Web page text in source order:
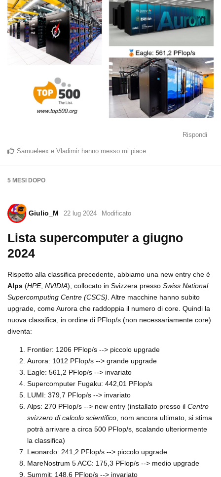
Rispondi
Samueleex e Vladimir hanno messo mi piace.
5 MESI DOPO
Giulio_M 22 lug 2024 Modificato
Lista supercomputer a giugno
2024
Rispetto alla classifica precedente, abbiamo una new entry che è
Alps (HPE, NVIDIA), collocato in Svizzera presso Swiss National
Supercomputing Centre (CSCS). Altre macchine hanno subito
upgrade, come Aurora che raddoppia il numero di core. Quindi la
nuova classifica, in ordine di PFlop/s (non necessariamente core)
diventa:
Frontier: 1206 PFlop/s --> piccolo upgrade
Aurora: 1012 PFlop/s --> grande upgrade
Eagle: 561,2 PFlop/s --> invariato
Supercomputer Fugaku: 442,01 PFlop/s
LUMI: 379,7 PFlop/s --> invariato
Alps: 270 PFlop/s --> new entry (installato presso il Centro
svizzero di calcolo scientifico, nom ancora ultimato, si stima
potrà arrivare a circa 500 PFlop/s, scalando ulteriormente
la classifica)
Leonardo: 241,2 PFlop/s --> piccolo upgrade
MareNostrum 5 ACC: 175,3 PFlop/s --> medio upgrade
Summit: 148,6 PFlop/s --> invariato